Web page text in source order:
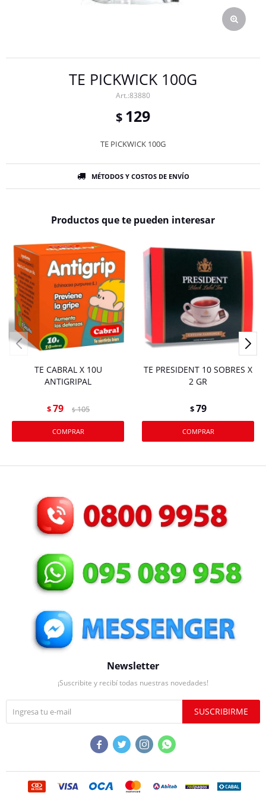
TE PICKWICK 100G
83880
$ 129
TE PICKWICK 100G
MÉTODOS Y COSTOS DE ENVÍO
Productos que te pueden interesar
TE CABRAL X 10U
ANTIGRIPAL
$79 $ 105
TE PRESIDENT 10 SOBRES X
2 GR
$79
Newsletter
¡Suscribite y recibí todas nuestras novedades!
SUSCRIBIRME
   